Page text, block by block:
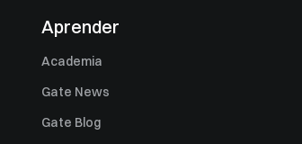
Aprender
Academia
Gate News
Gate Blog